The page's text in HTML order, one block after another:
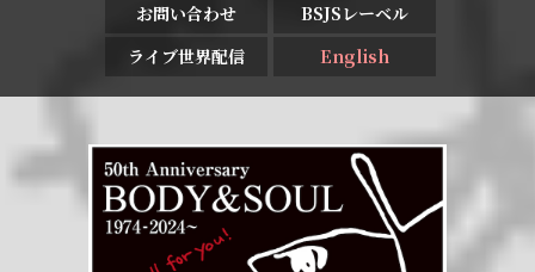
お問い合わせ
BSJSレーベル
ライブ世界配信
English